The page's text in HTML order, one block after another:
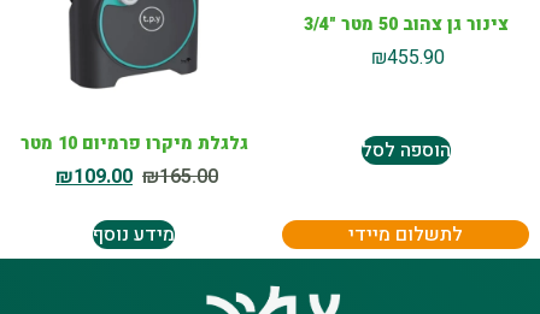
צינור גן צהוב 50 מטר "3/4
₪455.90
הוספה לסל
לתשלום מיידי
גלגלת מיקרו פרמיום 10 מטר
₪165.00
₪109.00
מידע נוסף